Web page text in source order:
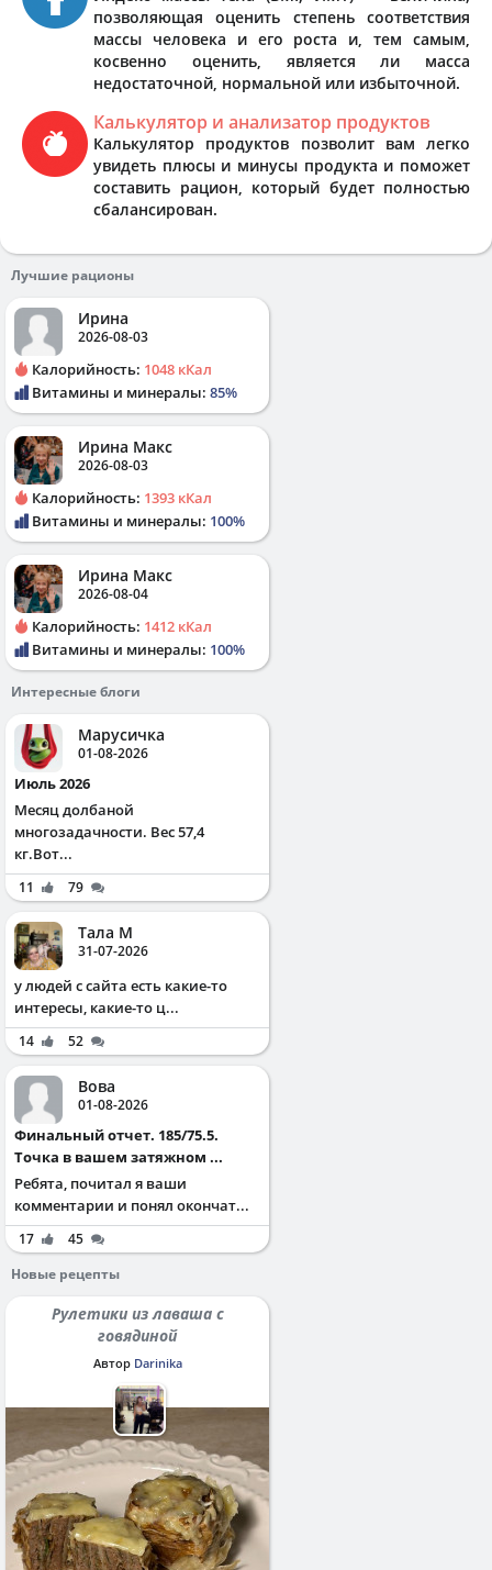
позволяющая оценить степень соответствия
массы человека и его роста и, тем самым,
косвенно оценить, является ли масса
недостаточной, нормальной или избыточной.
Калькулятор и анализатор продуктов
Калькулятор продуктов позволит вам легко
увидеть плюсы и минусы продукта и поможет
составить рацион, который будет полностью
сбалансирован.
Лучшие рационы
Ирина
2026-08-03
Калорийность: 1048 кКал
Витамины и минералы: 85%
Ирина Макс
2026-08-03
Калорийность: 1393 кКал
Витамины и минералы: 100%
Ирина Макс
2026-08-04
Калорийность: 1412 кКал
Витамины и минералы: 100%
Интересные блоги
Марусичка
01-08-2026
Июль 2026
Месяц долбаной
многозадачности. Вес 57,4
кг.Вот...
11 79
Тала М
31-07-2026
у людей с сайта есть какие-то
интересы, какие-то ц...
14 52
Вова
01-08-2026
Финальный отчет. 185/75.5.
Точка в вашем затяжном ...
Ребята, почитал я ваши
комментарии и понял окончат...
17
45
Новые рецепты
Рулетики из лаваша с
говядиной
Автор Darinika